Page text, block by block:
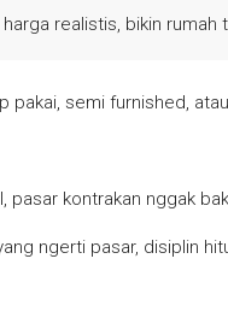
realistis, bikin
pakai, semi furnished,
kontrakan nggak
ngerti pasar, disiplin